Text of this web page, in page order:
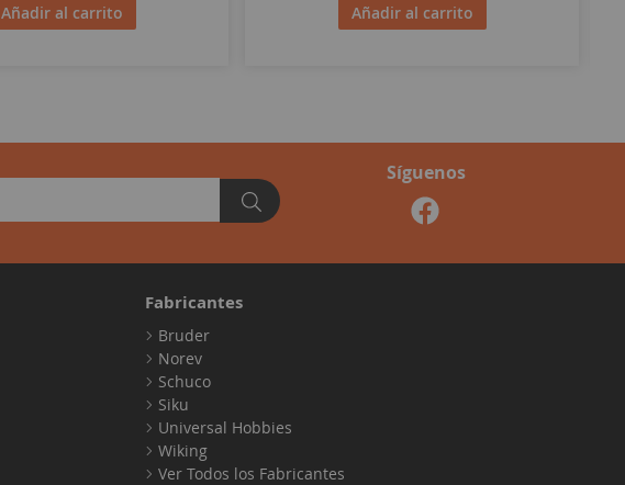
Añadir al carrito Añadir al carrito
Síguenos
Fabricantes
Bruder
Norev
Schuco
Siku
Universal Hobbies
Wiking
Ver Todos los Fabricantes